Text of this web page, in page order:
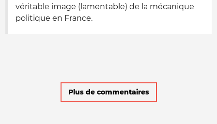
véritable image (lamentable) de la mécanique
politique en France.
Plus de commentaires